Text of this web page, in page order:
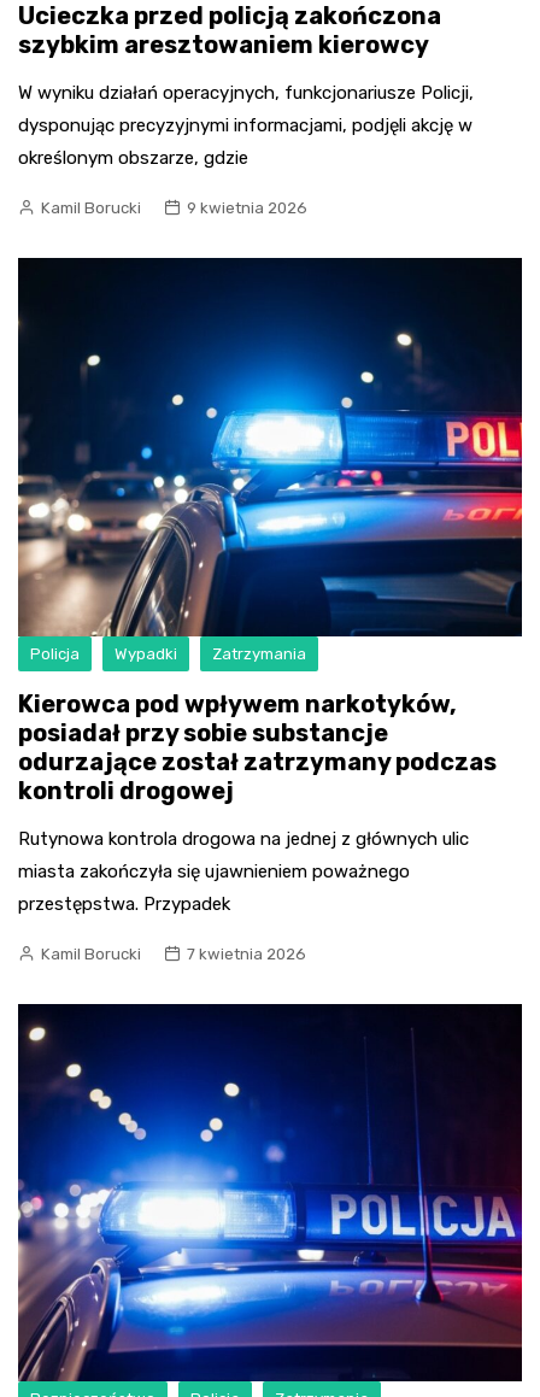
Ucieczka przed policją zakończona
szybkim aresztowaniem kierowcy
W wyniku działań operacyjnych, funkcjonariusze Policji,
dysponując precyzyjnymi informacjami, podjęli akcję w
określonym obszarze, gdzie
Kamil Borucki 9 kwietnia 2026
Policja Wypadki Zatrzymania
Kierowca pod wpływem narkotyków,
posiadał przy sobie substancje
odurzające został zatrzymany podczas
kontroli drogowej
Rutynowa kontrola drogowa na jednej z głównych ulic
miasta zakończyła się ujawnieniem poważnego
przestępstwa. Przypadek
Kamil Borucki 7 kwietnia 2026